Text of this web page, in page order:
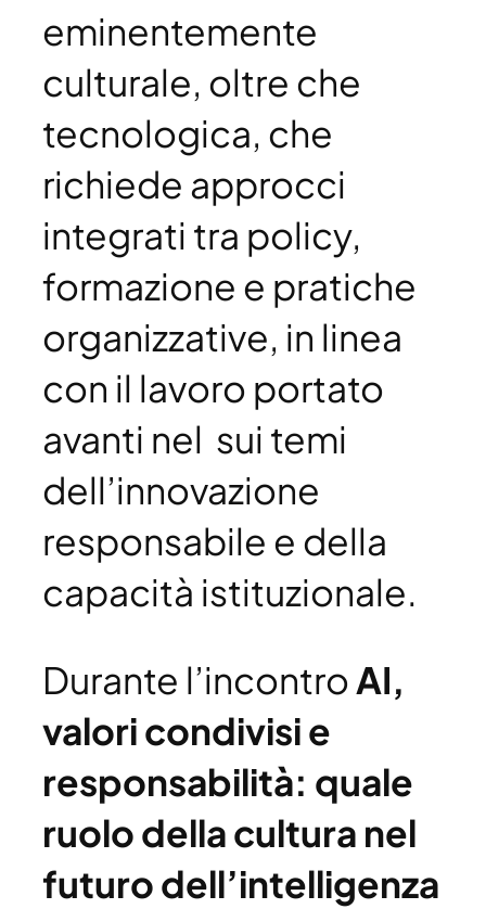
eminentemente
culturale, oltre che
tecnologica, che
richiede approcci
integrati tra policy,
formazione e pratiche
organizzative, in linea
con il lavoro portato
avanti nel sui temi
dell’innovazione
responsabile e della
capacità istituzionale.
Durante l’incontroAI,
valori condivisi e
responsabilità: quale
ruolo della cultura nel
futuro dell’intelligenza